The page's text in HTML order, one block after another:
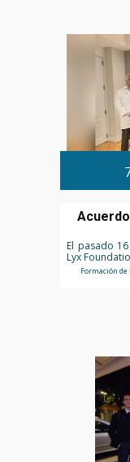
El pasado
Lyx
Formación